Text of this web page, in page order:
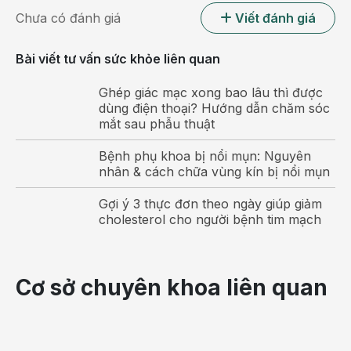
Những cơn nấc cụt kèm ợ hơi thường xuyên đem đến
cảm giác vô cùng khó chịu cho người bệnh, khiến cơ thể
tượng này kéo dài lâu sẽ trở thành phản xạ không dễ để
Ợ hơi nấc cụt kéo dài có thể tiến triển
nghiêm trọng như thế nào?
tuy chỉ là triệu chứng gây khó chịu cho
người bệnh. Tuy nhiên, nếu nó kéo dài và xuất phát từ
Viêm loét thực quản
Chưa có đánh giá Viết đánh giá
Bài viết tư vấn sức khỏe liên quan
Ghép giác mạc xong bao lâu thì được
dùng điện thoại? Hướng dẫn chăm sóc
mắt sau phẫu thuật
Bệnh phụ khoa bị nổi mụn: Nguyên
nhân & cách chữa vùng kín bị nổi mụn
Gợi ý 3 thực đơn theo ngày giúp giảm
cholesterol cho người bệnh tim mạch
Cơ sở chuyên khoa liên quan